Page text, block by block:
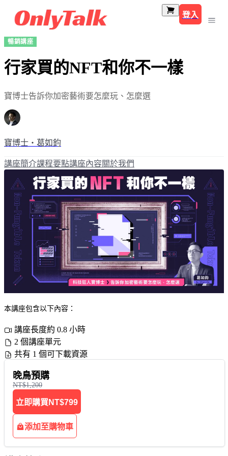
登入
暢銷講座
行家買的NFT和你不一樣
寶博士告訴你加密藝術要怎麼玩、怎麼選
寶博士・葛如鈞
講座簡介課程要點講座內容關於我們
本講座包含以下內容：
講座長度約 0.8 小時
2 個講座單元
共有 1 個可下載資源
晚鳥預購
NT$1,200
立即購買 NT$799
添加至購物車